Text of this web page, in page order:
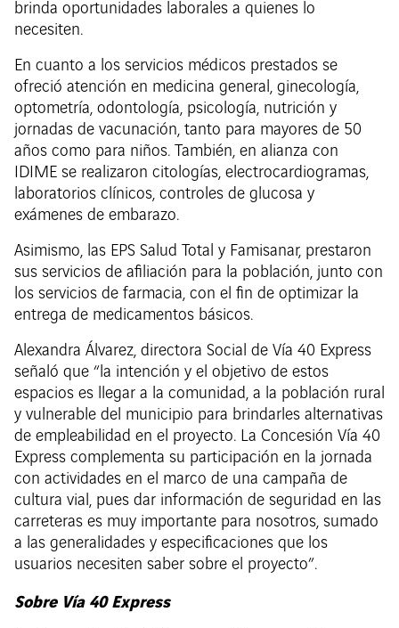
brinda oportunidades laborales a quienes lo
necesiten.
En cuanto a los servicios médicos prestados se
ofreció atención en medicina general, ginecología,
optometría, odontología, psicología, nutrición y
jornadas de vacunación, tanto para mayores de 50
años como para niños. También, en alianza con
IDIME se realizaron citologías, electrocardiogramas,
laboratorios clínicos, controles de glucosa y
exámenes de embarazo.
Asimismo, las EPS Salud Total y Famisanar, prestaron
sus servicios de afiliación para la población, junto con
los servicios de farmacia, con el fin de optimizar la
entrega de medicamentos básicos.
Alexandra Álvarez, directora Social de Vía 40 Express
señaló que “la intención y el objetivo de estos
espacios es llegar a la comunidad, a la población rural
y vulnerable del municipio para brindarles alternativas
de empleabilidad en el proyecto. La Concesión Vía 40
Express complementa su participación en la jornada
con actividades en el marco de una campaña de
cultura vial, pues dar información de seguridad en las
carreteras es muy importante para nosotros, sumado
a las generalidades y especificaciones que los
usuarios necesiten saber sobre el proyecto”.
Sobre Vía 40 Express